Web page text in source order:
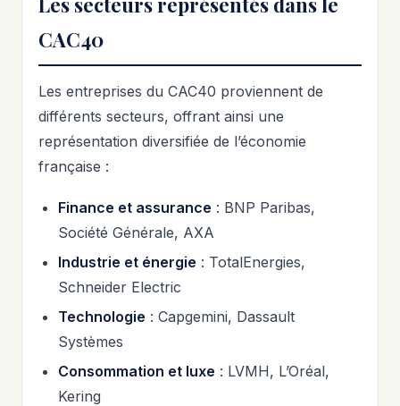
CAC40
Les entreprises du CAC40 proviennent de
différents secteurs, offrant ainsi une
représentation diversifiée de l’économie
française :
Finance et assurance : BNP Paribas,
Société Générale, AXA
Industrie et énergie : TotalEnergies,
Schneider Electric
Technologie : Capgemini, Dassault
Systèmes
Consommation et luxe : LVMH, L’Oréal,
Kering